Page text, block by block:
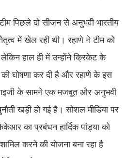
पिछले दो सीजन से अनुभवी भारतीय
में खेल रही थी। रहाणे ने टीम को
हाल ही में उन्होंने क्रिकेट के
घोषणा कर दी है और रहाणे के इस
के सामने एक मजबूत और अनुभवी
खड़ी हो गई है। सोशल मीडिया पर
का प्रबंधन हार्दिक पांड्या को
करने की योजना बना रहा है